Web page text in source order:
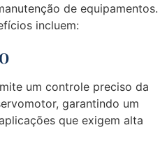
de equipamentos.
incluem:
um controle preciso da
garantindo um
que exigem alta